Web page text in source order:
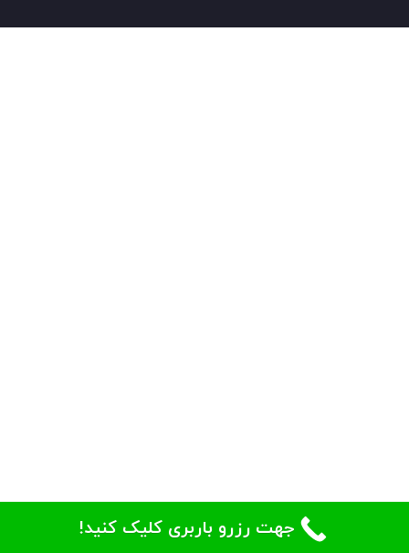
جهت رزرو باربری کلیک کنید!